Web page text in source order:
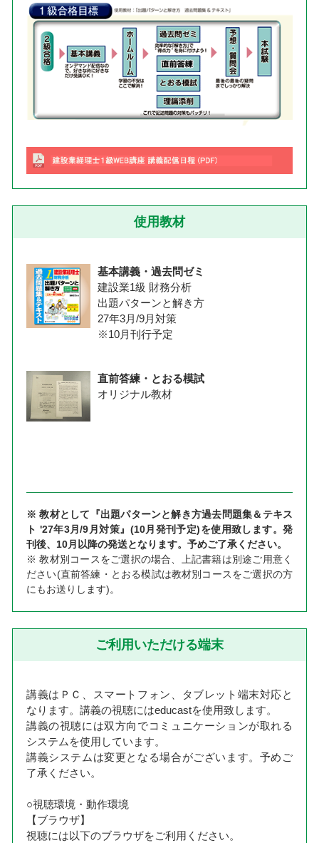
使用教材
基本講義・過去問ゼミ
建設業1級 財務分析
出題パターンと解き方
27年3月/9月対策
※10月刊行予定
直前答練・とおる模試
オリジナル教材
※ 教材として『出題パターンと解き方過去問題集＆テキス
ト '27年3月/9月対策』(10月発刊予定)を使用致します。発
刊後、10月以降の発送となります。予めご了承ください。
※ 教材別コースをご選択の場合、上記書籍は別途ご用意く
ださい(直前答練・とおる模試は教材別コースをご選択の方
にもお送りします)。
ご利用いただける端末
講義はＰＣ、スマートフォン、タブレット端末対応と
なります。講義の視聴にはeducastを使用致します。
講義の視聴には双方向でコミュニケーションが取れる
システムを使用しています。
講義システムは変更となる場合がございます。予めご
了承ください。
○視聴環境・動作環境
【ブラウザ】
視聴には以下のブラウザをご利用ください。